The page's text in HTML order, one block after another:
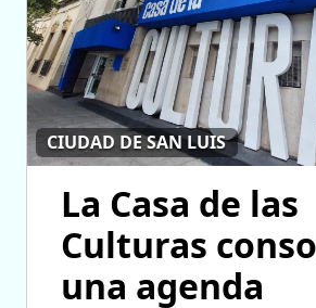
CIUDAD DE SAN LUIS
La Casa de las
Culturas
una agenda